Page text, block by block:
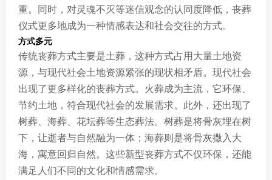
重。同时，对灵魂不灭等迷信观念的认同度降低，丧葬
仪式更多地成为一种情感表达和社会交往的方式。
方式多元
传统丧葬方式主要是土葬，这种方式占用大量土地资
源，与现代社会土地资源紧张的现状相矛盾。现代社会
出现了更多样化的丧葬方式。火葬成为主流，它环保、
节约土地，符合现代社会的发展需求。此外，还出现了
树葬、海葬、花坛葬等生态葬法。树葬是将骨灰埋在树
下，让逝者与自然融为一体；海葬则是将骨灰撒入大
海，寓意回归自然。这些新型丧葬方式不仅环保，还能
满足人们不同的文化和情感需求。